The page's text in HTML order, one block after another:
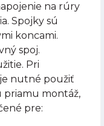
na rúry
Spojky sú
koncami.
spoj.
Pri
nutné použiť
priamu montáž,
pre: